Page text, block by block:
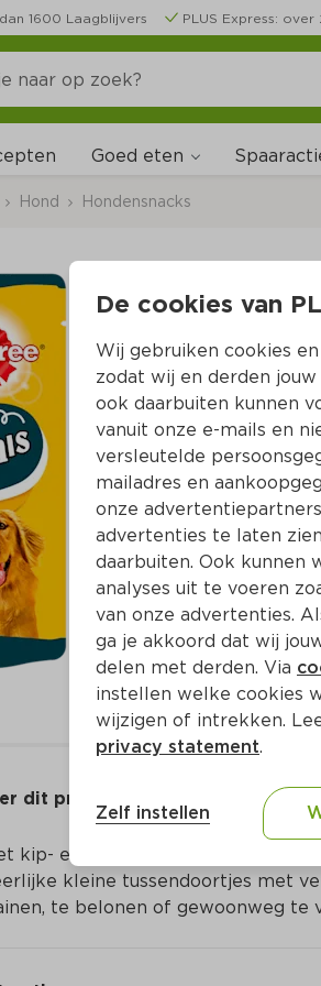
1600 Laagblijvers PLUS Express:
Goed eten
Hond Hondensnacks
Per Zak
2.39
dit product
kip- en eendsmaak zijn sappige,
kleine tussendoortjes met
te belonen of gewoonweg te
De cookies van
Wij gebruiken cookies
zodat wij en derden
ook daarbuiten kunnen
vanuit onze e-mails en
versleutelde
mailadres en
onze
advertenties te laten
daarbuiten. Ook kunnen
analyses uit te voeren
van onze advertenties.
ga je akkoord dat wij
delen met derden. Via
instellen welke cookies
wijzigen of intrekken.
privacy statement.
Zelf instellen